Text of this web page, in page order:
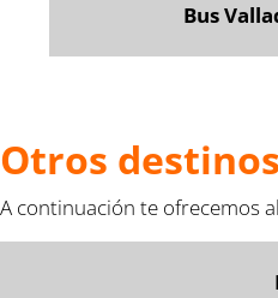
Bus
Otros
A continuación te ofrecemos